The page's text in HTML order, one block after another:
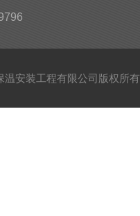
温安装工程有限公司版权所